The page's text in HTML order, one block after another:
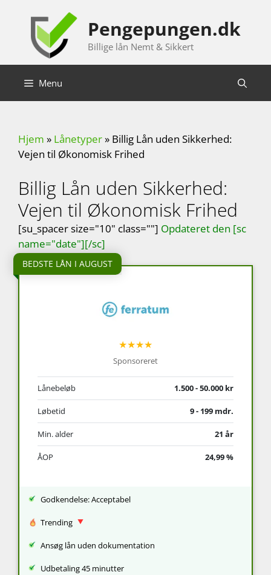
indhold
Pengepungen.dk
Billige lån Nemt & Sikkert
Menu
Hjem » Lånetyper» Billig Lån uden Sikkerhed:
Vejen til Økonomisk Frihed
Billig Lån uden Sikkerhed:
Vejen til Økonomisk Frihed
[su_spacer size="10" class=""] Opdateret den [sc
name="date"][/sc]
BEDSTE LÅN I AUGUST
★★★★
Sponsoreret
Lånebeløb 1.500 - 50.000 kr
Løbetid 9 - 199 mdr.
Min. alder 21 år
ÅOP 24,99 %
Godkendelse: Acceptabel
Trending
Ansøg lån uden dokumentation
Udbetaling 45 minutter